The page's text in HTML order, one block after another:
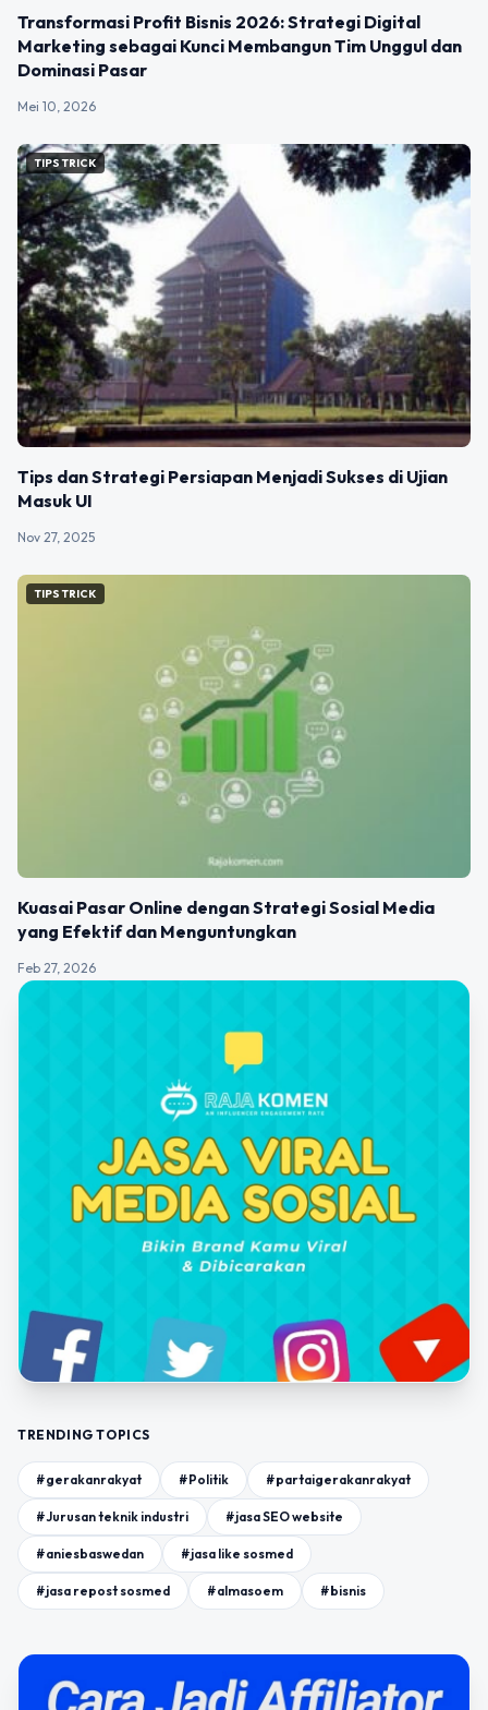
Transformasi Profit Bisnis 2026: Strategi Digital
Marketing sebagai Kunci Membangun Tim Unggul dan
Dominasi Pasar
Mei 10, 2026
TIPS TRICK
Tips dan Strategi Persiapan Menjadi Sukses di Ujian
Masuk UI
Nov 27, 2025
TIPS TRICK
Kuasai Pasar Online dengan Strategi Sosial Media
yang Efektif dan Menguntungkan
Feb 27, 2026
TRENDING TOPICS
#gerakanrakyat #Politik #partaigerakanrakyat
#Jurusan teknik industri #jasa SEO website
#aniesbaswedan #jasa like sosmed
#jasa repost sosmed #almasoem #bisnis